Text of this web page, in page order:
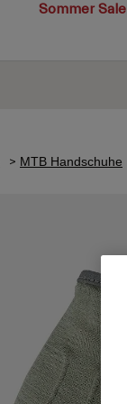
Sommer Sale
MTB Handschuhe